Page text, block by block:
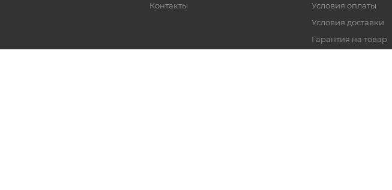
Контакты
Условия оплаты
Условия доставки
Гарантия на товар